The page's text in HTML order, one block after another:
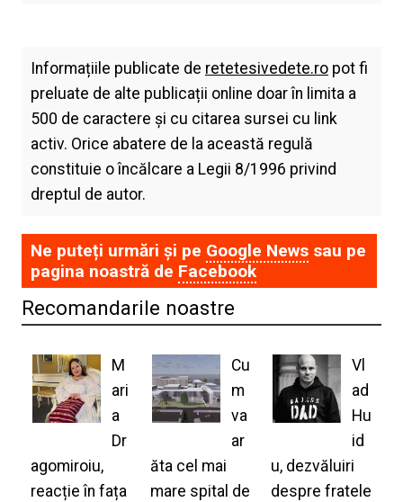
Informațiile publicate de retetesivedete.ropot fi
preluate de alte publicații online doar în limita a
500 de caractere și cu citarea sursei cu link
activ. Orice abatere de la această regulă
constituie o încălcare a Legii 8/1996 privind
dreptul de autor.
Ne puteți urmări și pe Google Newssau pe
pagina noastră de Facebook
Recomandarile noastre
M
ari
a
Dr
agomiroiu,
reacție în fața
Cu
m
va
ar
ăta cel mai
mare spital de
Vl
ad
Hu
id
u, dezvăluiri
despre fratele